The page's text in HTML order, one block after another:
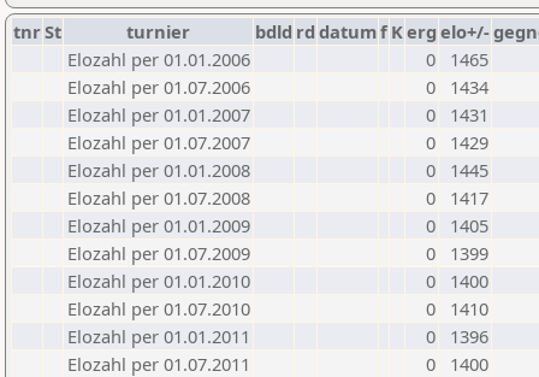
tnrSt turnier bdld rd datumf Kerg elo+/-
Elozahl per 01.01.2006
0
1465
Elozahl per 01.07.2006
0
1434
Elozahl per 01.01.2007
0
1431
Elozahl per 01.07.2007
0
1429
Elozahl per 01.01.2008
0
1445
Elozahl per 01.07.2008
0
1417
Elozahl per 01.01.2009
0
1405
Elozahl per 01.07.2009
0
1399
Elozahl per 01.01.2010
0
1400
Elozahl per 01.07.2010
0
1410
Elozahl per 01.01.2011
0
1396
Elozahl per 01.07.2011
0
1400